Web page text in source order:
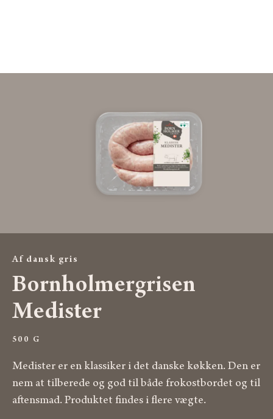
Af dansk gris
Bornholmer­gris­en
Medister
500 G
Medister er en klassiker i det danske køkken. Den er
nem at tilberede og god til både frokostbordet og til
aftensmad. Produktet findes i flere vægte.